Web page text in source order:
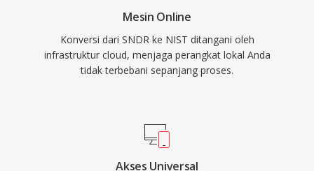
Mesin Online
Konversi dari SNDR ke NIST ditangani oleh
infrastruktur cloud, menjaga perangkat lokal Anda
tidak terbebani sepanjang proses.
Akses Universal